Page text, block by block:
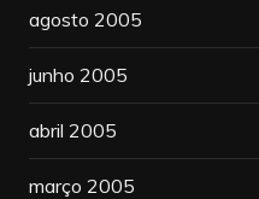
agosto 2005
junho 2005
abril 2005
março 2005